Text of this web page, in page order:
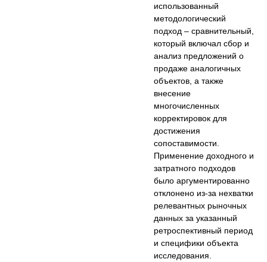
использованный
методологический
подход – сравнительный,
который включал сбор и
анализ предложений о
продаже аналогичных
объектов, а также
внесение
многочисленных
корректировок для
достижения
сопоставимости.
Применение доходного и
затратного подходов
было аргументированно
отклонено из-за нехватки
релевантных рыночных
данных за указанный
ретроспективный период
и специфики объекта
исследования.